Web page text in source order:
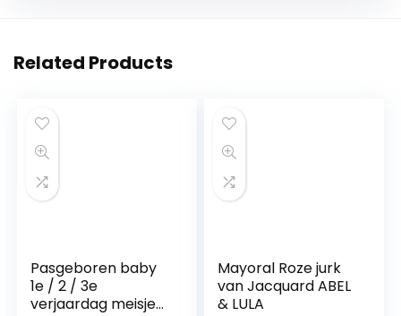
Related Products
Pasgeboren baby
1e / 2 / 3e
verjaardag meisje
Mayoral Roze jurk
van Jacquard ABEL
& LULA